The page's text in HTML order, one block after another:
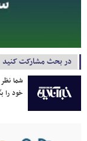
در بحث مشارکت کنید
شما نظر
خود را